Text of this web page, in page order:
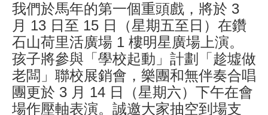
我們於馬年的第一個重頭戲，將於 3
月 13 日至 15 日（星期五至日）在鑽
石山荷里活廣場 1 樓明星廣場上演。
孩子將參與「學校起動」計劃「趁墟做
老闆」聯校展銷會，樂團和無伴奏合唱
團更於 3 月 14 日（星期六）下午在會
場作壓軸表演。誠邀大家抽空到場支